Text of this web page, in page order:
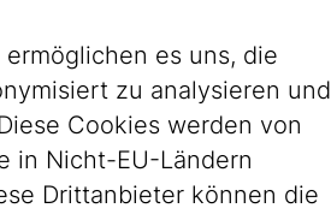
es uns, die
zu analysieren und
Cookies werden von
in Nicht-EU-Ländern
Drittanbieter können die